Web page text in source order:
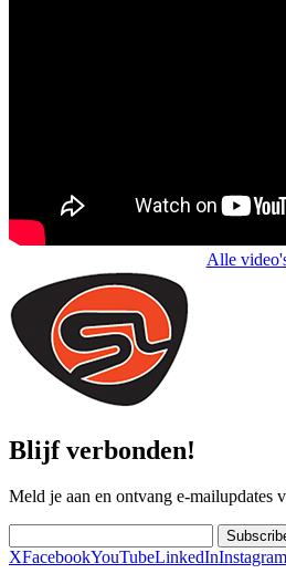
Alle
Blijf verbonden!
Meld je aan en ontvang e-mailupdates
XFacebookYouTubeLinkedInInstagram